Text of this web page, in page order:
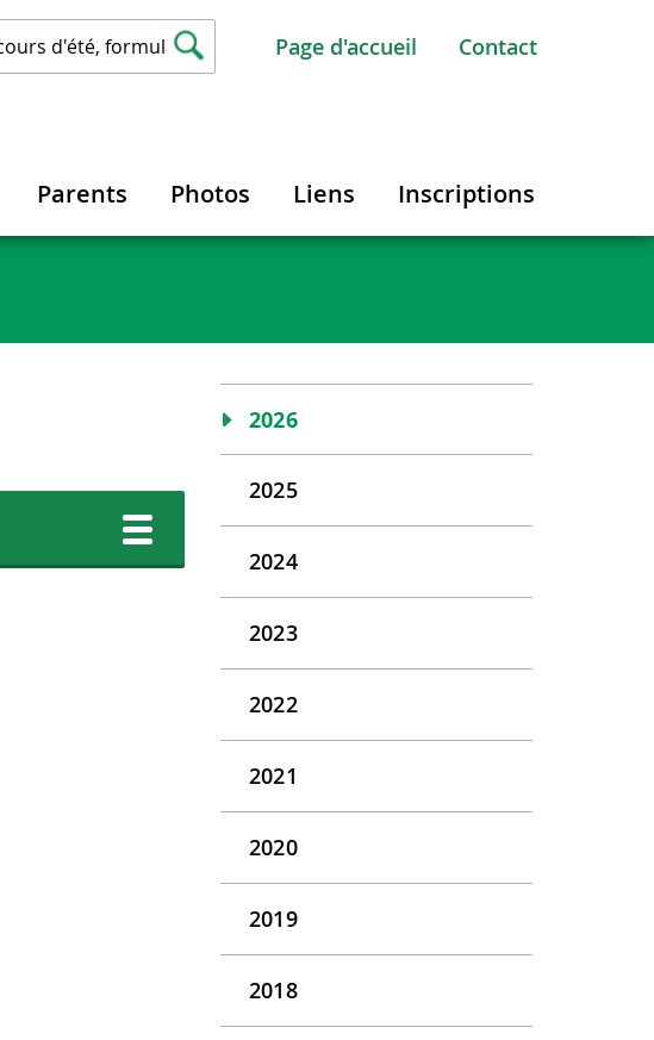
Page d'accueil Contact
Parents Photos Liens Inscriptions
2026
2025
2024
2023
2022
2021
2020
2019
2018